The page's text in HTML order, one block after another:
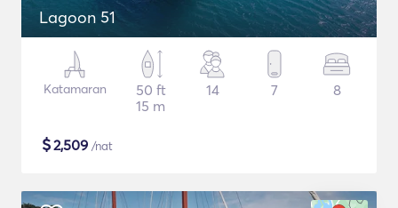
Lagoon 51
Katamaran
50 ft
15 m
14 7 8
$2,509 /nat